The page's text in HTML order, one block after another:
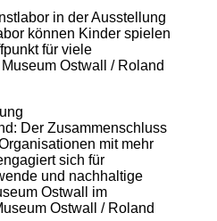
können Kinder spielen
für viele
Ostwall / Roland
Der Zusammenschluss
mit mehr
sich für
und nachhaltige
Ostwall im
Ostwall / Roland